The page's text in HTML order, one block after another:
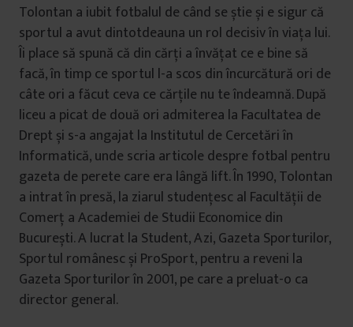
Tolontan a iubit fotbalul de când se știe și e sigur că
sportul a avut dintotdeauna un rol decisiv în viața lui.
Îi place să spună că din cărți a învățat ce e bine să
facă, în timp ce sportul l-a scos din încurcătură ori de
câte ori a făcut ceva ce cărțile nu te îndeamnă. După
liceu a picat de două ori admiterea la Facultatea de
Drept și s-a angajat la Institutul de Cercetări în
Informatică, unde scria articole despre fotbal pentru
gazeta de perete care era lângă lift. În 1990, Tolontan
a intrat în presă, la ziarul studențesc al Facultății de
Comerț a Academiei de Studii Economice din
București. A lucrat la Student, Azi, Gazeta Sporturilor,
Sportul românesc și ProSport, pentru a reveni la
Gazeta Sporturilor în 2001, pe care a preluat-o ca
director general.